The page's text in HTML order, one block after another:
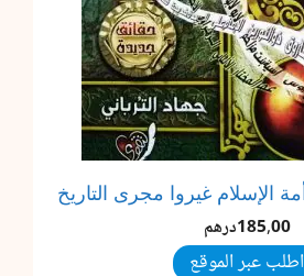
الإسلام غيروا مجرى التاريخ
185,00درهم
اطلب عبر الموقع